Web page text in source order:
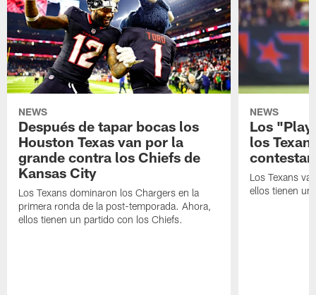
NEWS
Después de tapar bocas los
Houston Texas van por la
grande contra los Chiefs de
Kansas City
Los Texans dominaron los Chargers en la
primera ronda de la post-temporada. Ahora,
ellos tienen un partido con los Chiefs.
NEWS
Los
los
Los Texans
ellos tienen un